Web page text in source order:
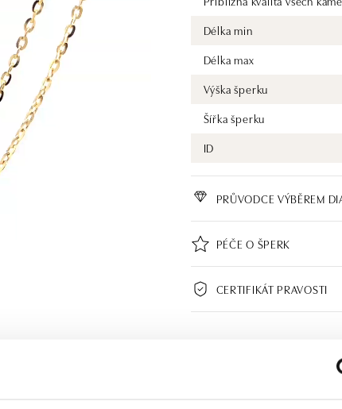
Délka min
Délka max
Výška šperku
Šířka šperku
ID
PRŮVODCE VÝBĚREM
PÉČE O ŠPERK
CERTIFIKÁT PRAVOSTI